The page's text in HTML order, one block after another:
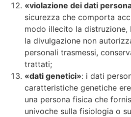
«violazione dei dati
sicurezza che comporta
modo illecito la distruzione,
la divulgazione non
personali trasmessi,
trattati;
«dati genetici»: i dati
caratteristiche genetiche
una persona fisica che
univoche sulla fisiologia o